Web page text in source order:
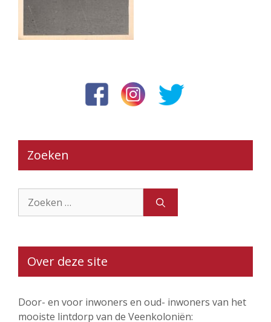
Zoeken
naar:
Over deze site
Door- en voor inwoners en oud- inwoners van het
mooiste lintdorp van de Veenkoloniën: